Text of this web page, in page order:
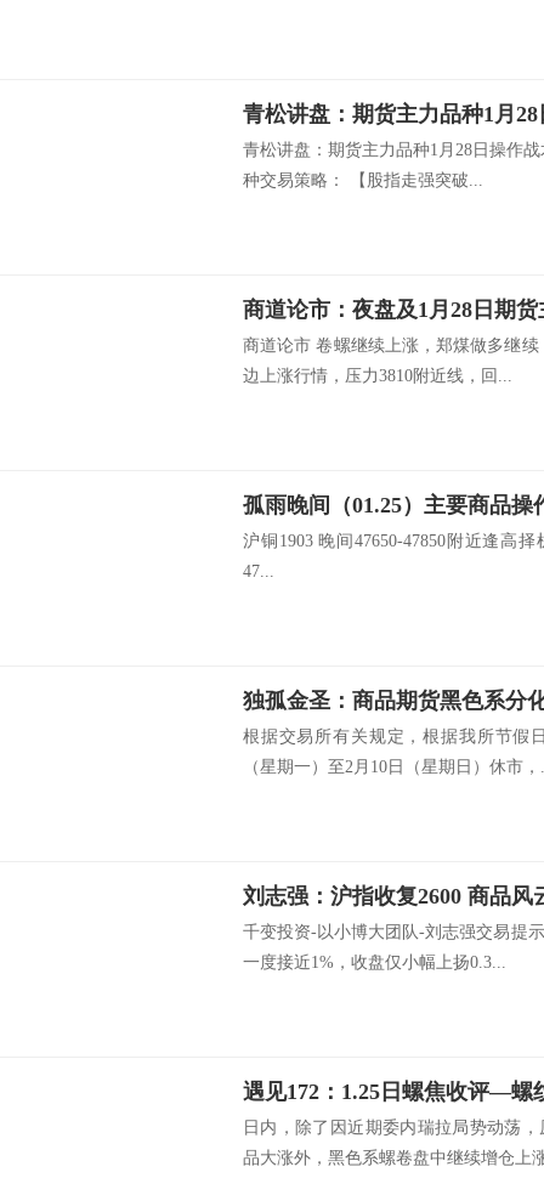
青松讲盘：期货主力品种1月
青松讲盘：期货主力品种1月28日操作
种交易策略： 【股指走强突破...
商道论市：夜盘及1月28日期
商道论市 卷螺继续上涨，郑煤做多继
边上涨行情，压力3810附近线，回...
孤雨晚间（01.25）主要商品操
沪铜1903 晚间47650-47850附近逢高
47...
独孤金圣：商品期货黑色系分
根据交易所有关规定，根据我所节假
（星期一）至2月10日（星期日）休市
刘志强：沪指收复2600 商品风
千变投资-以小博大团队-刘志强交易提
一度接近1%，收盘仅小幅上扬0.3...
日内，除了因近期委内瑞拉局势动荡
品大涨外，黑色系螺卷盘中继续增仓上